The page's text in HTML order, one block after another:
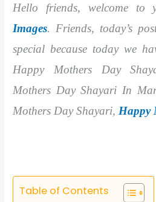
Hello friends, welcome to
Images. Friends, today’s
special because today we
Happy Mothers Day
Mothers Day Shayari In
Mothers Day Shayari, Happy
Table of Contents